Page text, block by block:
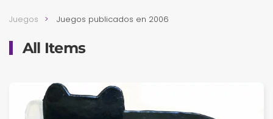
Juegos Juegos publicados en 2006
All Items